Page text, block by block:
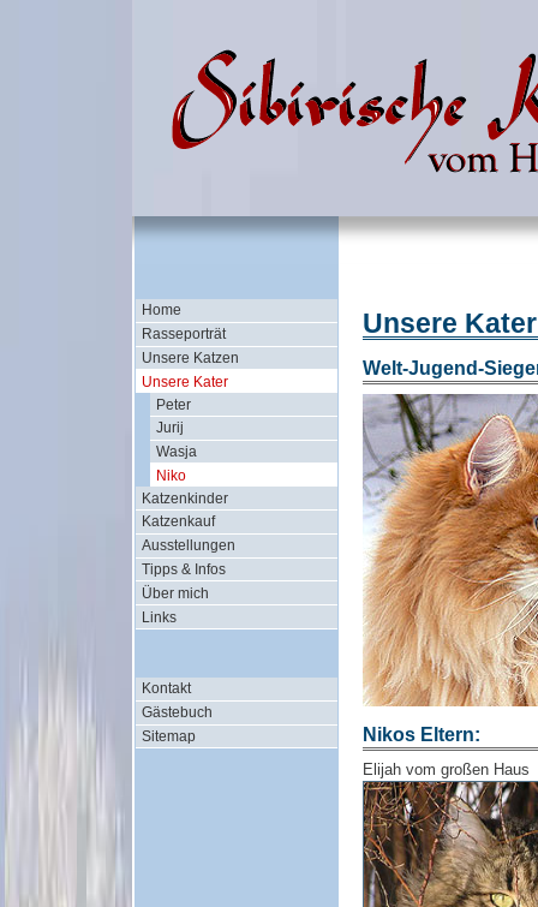
Home
Rasseporträt
Unsere Katzen
Unsere Kater
Peter
Jurij
Wasja
Niko
Katzenkinder
Katzenkauf
Ausstellungen
Tipps & Infos
Über mich
Links
Kontakt
Gästebuch
Sitemap
Unsere Kater
Welt-Jugend-
Nikos Eltern:
Elijah vom großen Haus